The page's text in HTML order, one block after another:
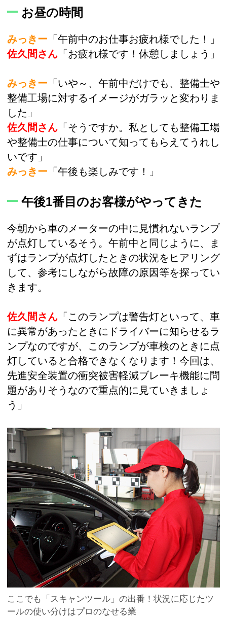
お昼の時間
みっきー 「午前中のお仕事お疲れ様でした！」
佐久間さん 「お疲れ様です！休憩しましょう」
みっきー 「いや～、午前中だけでも、整備士や
整備工場に対するイメージがガラッと変わりま
した」
佐久間さん 「そうですか。私としても整備工場
や整備士の仕事について知ってもらえてうれし
いです」
みっきー 「午後も楽しみです！」
午後1番目のお客様がやってきた
今朝から車のメーターの中に見慣れないランプ
が点灯しているそう。午前中と同じように、ま
ずはランプが点灯したときの状況をヒアリング
して、参考にしながら故障の原因等を探ってい
きます。
佐久間さん 「このランプは警告灯といって、車
に異常があったときにドライバーに知らせるラ
ンプなのですが、このランプが車検のときに点
灯していると合格できなくなります！今回は、
先進安全装置の衝突被害軽減ブレーキ機能に問
題がありそうなので重点的に見ていきましょ
う」
ここでも「スキャンツール」の出番！状況に応じたツ
ールの使い分けはプロのなせる業